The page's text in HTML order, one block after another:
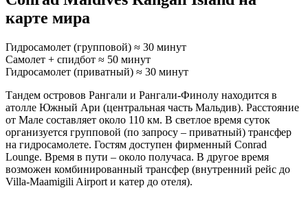
карте мира
Гидросамолет (групповой) ≈ 30 минут
Самолет + спидбот ≈ 50 минут
Гидросамолет (приватный) ≈ 30 минут
Тандем островов Рангали и Рангали-Финолу находится в
атолле Южный Ари (центральная часть Мальдив). Расстояние
от Мале составляет около 110 км. В светлое время суток
организуется групповой (по запросу – приватный) трансфер
на гидросамолете. Гостям доступен фирменный Conrad
Lounge. Время в пути – около получаса. В другое время
возможен комбинированный трансфер (внутренний рейс до
Villa-Maamigili Airport и катер до отеля).